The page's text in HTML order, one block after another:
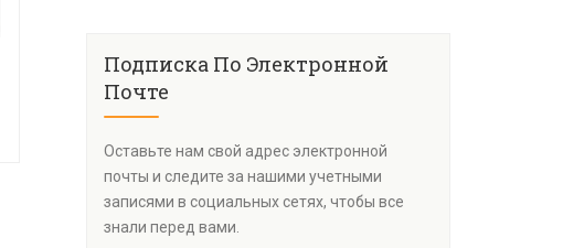
Подписка По Электронной
Почте
Оставьте нам свой адрес электронной
почты и следите за нашими учетными
записями в социальных сетях, чтобы все
знали перед вами.